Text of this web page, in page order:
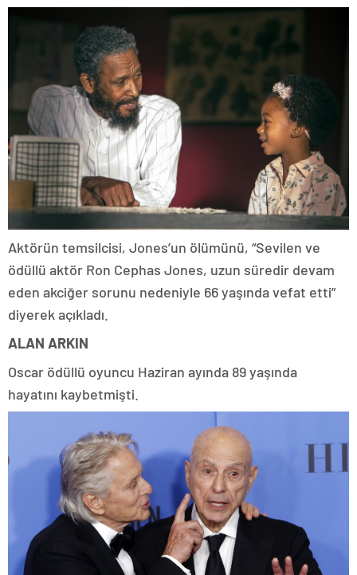
Aktörün temsilcisi, Jones’un ölümünü, “Sevilen ve
ödüllü aktör Ron Cephas Jones, uzun süredir devam
eden akciğer sorunu nedeniyle 66 yaşında vefat etti”
diyerek açıkladı.
ALAN ARKIN
Oscar ödüllü oyuncu Haziran ayında 89 yaşında
hayatını kaybetmişti.